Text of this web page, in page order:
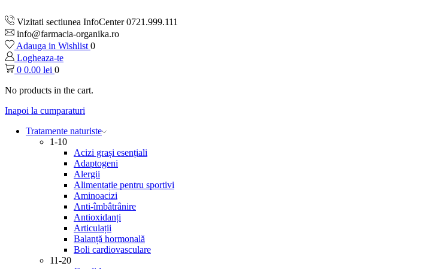
Vizitati sectiunea InfoCenter 0721.999.111
info@farmacia-organika.ro
Adauga in Wishlist 0
Logheaza-te
0 0.00 lei 0
No products in the cart.
Inapoi la cumparaturi
Tratamente naturiste
1-10
Acizi grași esențiali
Adaptogeni
Alergii
Alimentație pentru sportivi
Aminoacizi
Anti-îmbâtrânire
Antioxidanți
Articulații
Balanță hormonală
Boli cardiovasculare
11-20